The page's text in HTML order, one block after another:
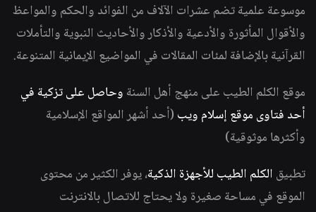
موسوعة علمية تضم عشرات الآلاف من الفوائد والحكم والمواعظ
والأقوال المأثورة والأدعية والأذكار والأحاديث النبوية والتأملات
القرآنية بالإضافة لمئات المقالات في المواضيع الإيمانية المتنوعة.
موقع الكلم الطيب على منهج أهل السنة وحاصل على تزكية في
أحد فتاوى موقع إسلام ويب (أحد أشهر المواقع الإسلامية
وأكثرها موثوقية)
تطبيق الكلم الطيب للأجهزة الذكية، يوفر الكثير من محتوى
الموقع في مساحة صغيرة ولا يحتاج للاتصال بالانترنت